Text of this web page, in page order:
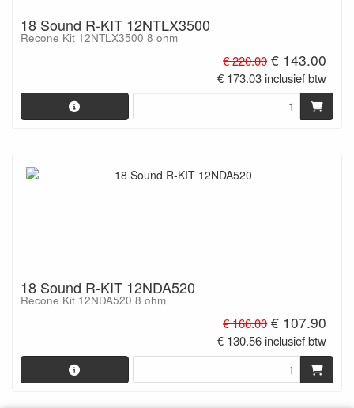
18 Sound R-KIT 12NTLX3500
Recone Kit 12NTLX3500 8 ohm
€ 220.00 € 143.00
€ 173.03 inclusief btw
18 Sound R-KIT 12NDA520
Recone Kit 12NDA520 8 ohm
€ 166.00 € 107.90
€ 130.56 inclusief btw